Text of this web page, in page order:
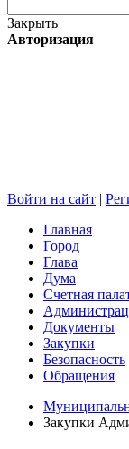
Закрыть
Авторизация
Войти на сайт |
Главная
Город
Глава
Дума
Счетная
Документы
Закупки
Безопасность
Обращения
Закупки